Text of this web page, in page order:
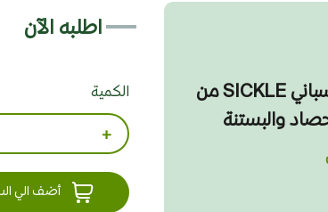
محش زراعي اسباني SICKLE من
والبستنة
اطلبه الآن
الكمية
+
أضف الي